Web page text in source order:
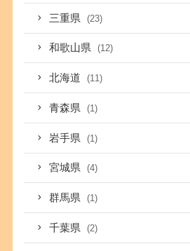
三重県 (23)
和歌山県 (12)
北海道 (11)
青森県 (1)
岩手県 (1)
宮城県 (4)
群馬県 (1)
千葉県 (2)